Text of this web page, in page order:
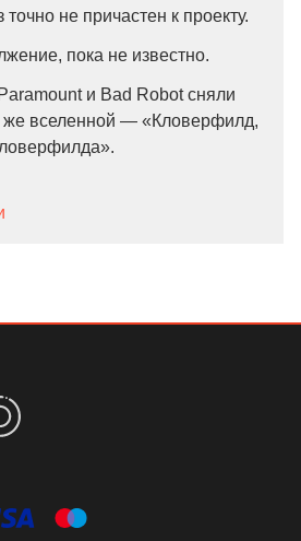
не причастен к проекту.
пока не известно.
и Bad Robot сняли
же вселенной — «Кловерфилд,